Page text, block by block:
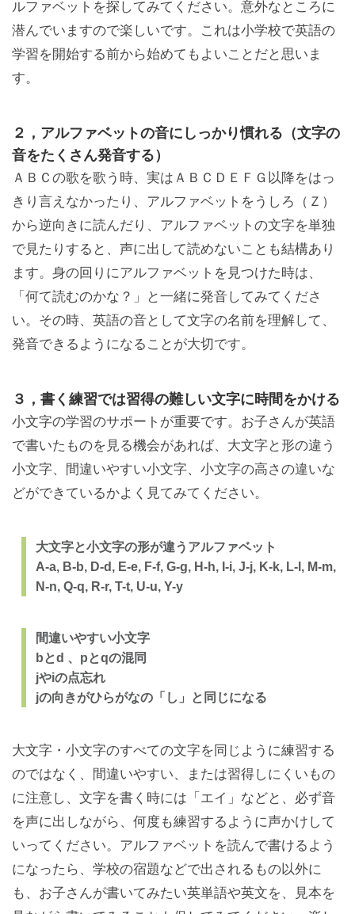
ルファベットを探してみてください。意外なところに
潜んでいますので楽しいです。これは小学校で英語の
学習を開始する前から始めてもよいことだと思いま
す。
２，アルファベットの音にしっかり慣れる（文字の
音をたくさん発音する）
ＡＢＣの歌を歌う時、実はＡＢＣＤＥＦＧ以降をはっ
きり言えなかったり、アルファベットをうしろ（Ｚ）
から逆向きに読んだり、アルファベットの文字を単独
で見たりすると、声に出して読めないことも結構あり
ます。身の回りにアルファベットを見つけた時は、
「何て読むのかな？」と一緒に発音してみてくださ
い。その時、英語の音として文字の名前を理解して、
発音できるようになることが大切です。
３，書く練習では習得の難しい文字に時間をかける
小文字の学習のサポートが重要です。お子さんが英語
で書いたものを見る機会があれば、大文字と形の違う
小文字、間違いやすい小文字、小文字の高さの違いな
どができているかよく見てみてください。
大文字と小文字の形が違うアルファベット
A-a, B-b, D-d, E-e, F-f, G-g, H-h, I-i, J-j, K-k, L-l, M-m,
N-n, Q-q, R-r, T-t, U-u, Y-y
間違いやすい小文字
bとd 、pとqの混同
jやiの点忘れ
jの向きがひらがなの「し」と同じになる
大文字・小文字のすべての文字を同じように練習する
のではなく、間違いやすい、または習得しにくいもの
に注意し、文字を書く時には「エイ」などと、必ず音
を声に出しながら、何度も練習するように声かけして
いってください。アルファベットを読んで書けるよう
になったら、学校の宿題などで出されるもの以外に
も、お子さんが書いてみたい英単語や英文を、見本を